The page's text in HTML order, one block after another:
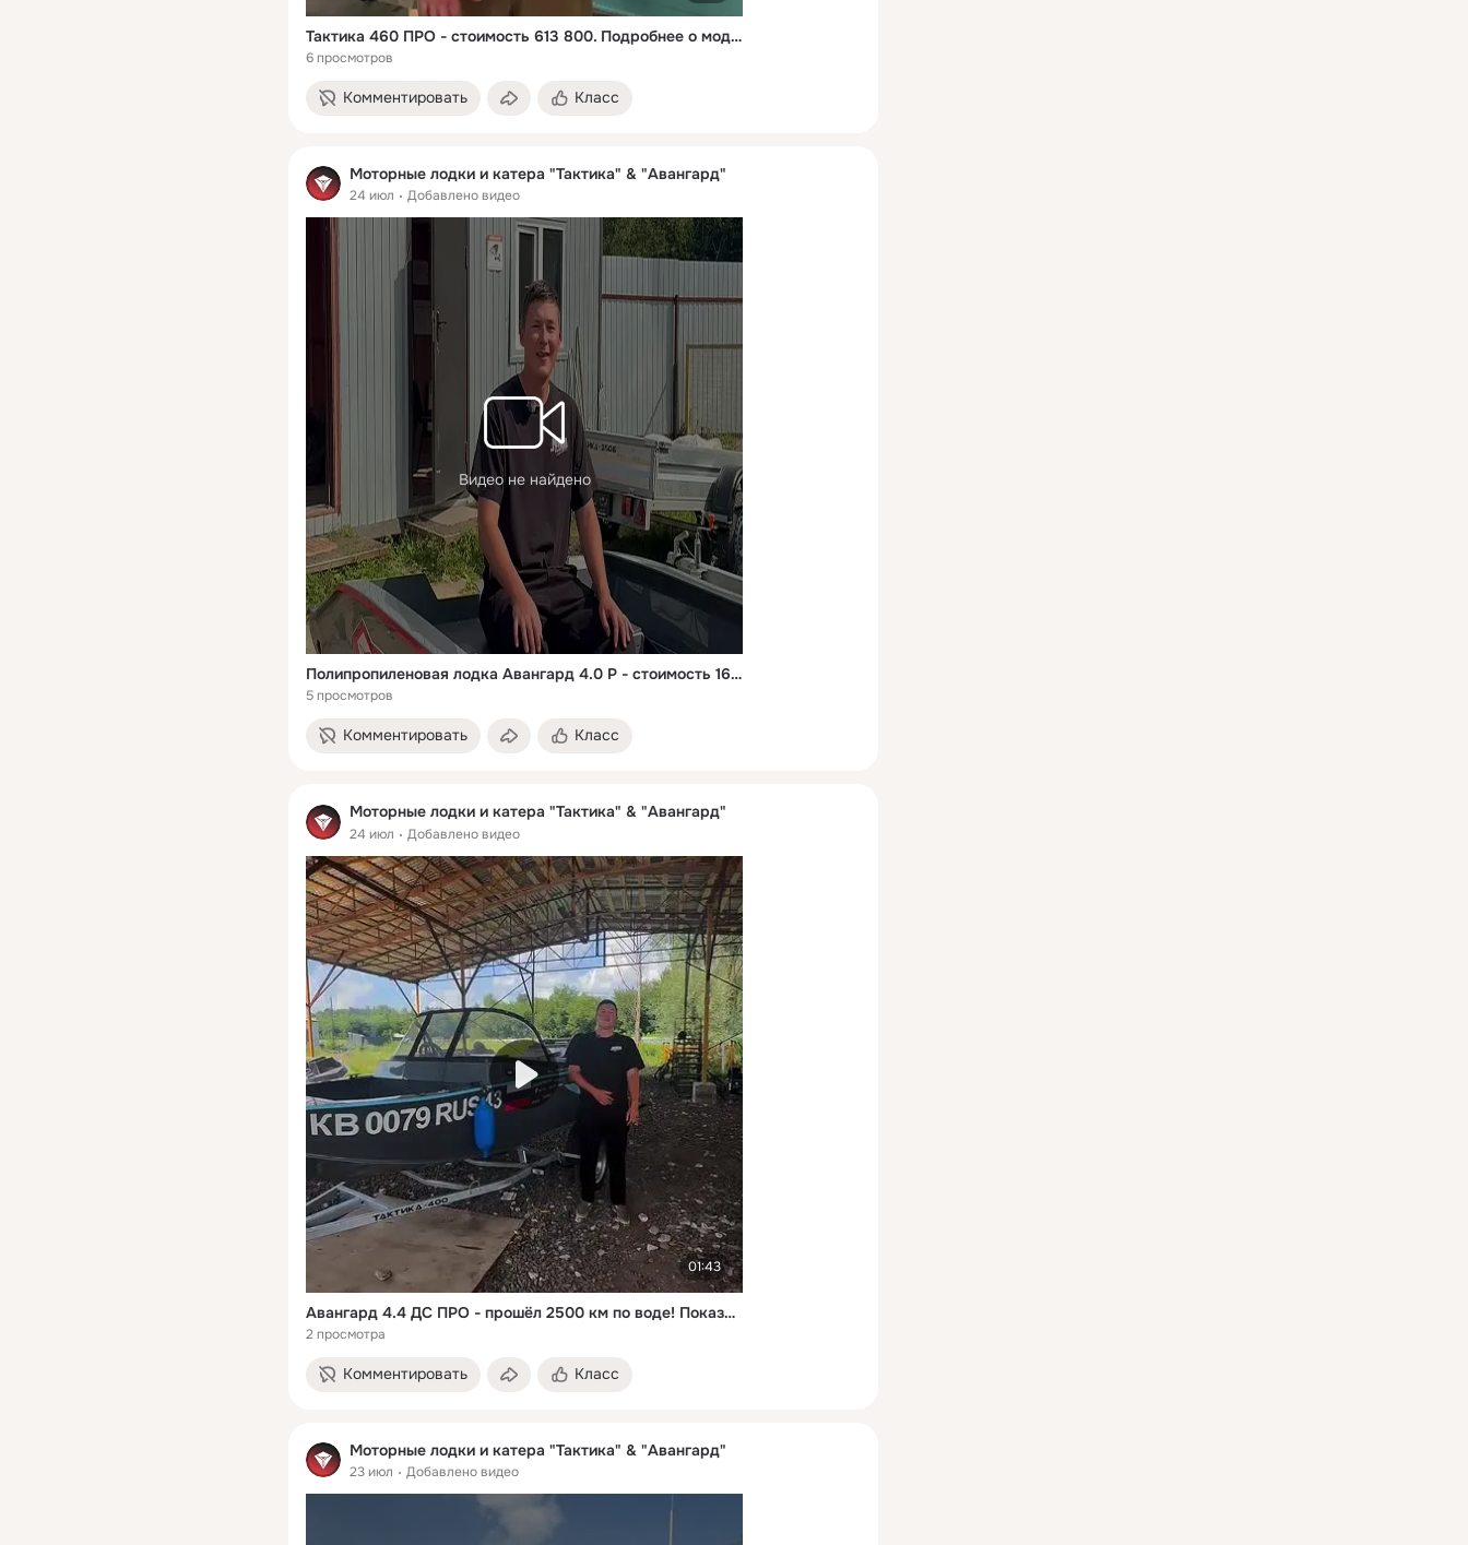
Тактика 460 ПРО - стоимость 613 800. Подробнее о модели : https://tactic-boat.ru/motornye-lodki-i-katera/alyuminievaya-lodka-taktika-460pro-fish Остались вопросы : 8-800-222-48-68
6 просмотров
Комментировать Класс
Моторные лодки и катера "Тактика" & "Авангард"
24 июл Добавлено видео
Видео не найдено
Полипропиленовая лодка Авангард 4.0 Р - стоимость 168 000. Показываем обновления, как вам? Подробнее о модели: https://avangard-boat.ru/avangard-4-0r
5 просмотров
Комментировать Класс
Моторные лодки и катера "Тактика" & "Авангард"
24 июл Добавлено видео
01:43
Авангард 4.4 ДС ПРО - прошёл 2500 км по воде! Показываем состояние лодки
2 просмотра
Комментировать Класс
Моторные лодки и катера "Тактика" & "Авангард"
23 июл Добавлено видео